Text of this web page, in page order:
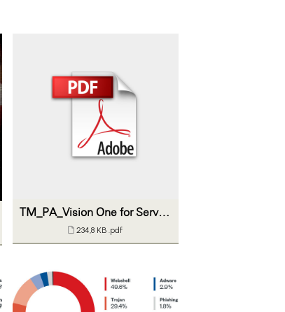
TM_PA_Vision One for Service Providers_ALPS_20230912_final
234,8 KB .pdf